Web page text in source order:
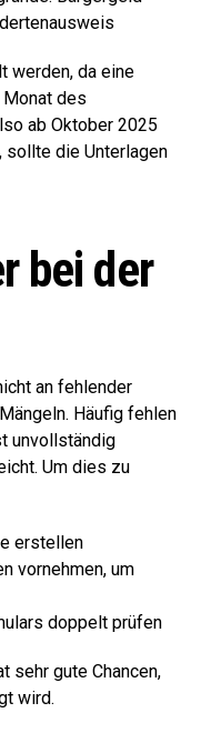
werden, da eine
des
ab Oktober 2025
sollte die Unterlagen
bei der
an fehlender
Häufig fehlen
unvollständig
Um dies zu
erstellen
vornehmen, um
doppelt prüfen
sehr gute Chancen,
wird.